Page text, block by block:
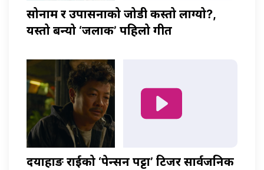
सोनाम र उपासनाको जोडी कस्तो लाग्यो?,
यस्तो बन्यो ‘जलाकी’ पहिलो गीत
दयाहाङ राईको ‘पेन्सन पट्टा’ टिजर सार्वजनिक